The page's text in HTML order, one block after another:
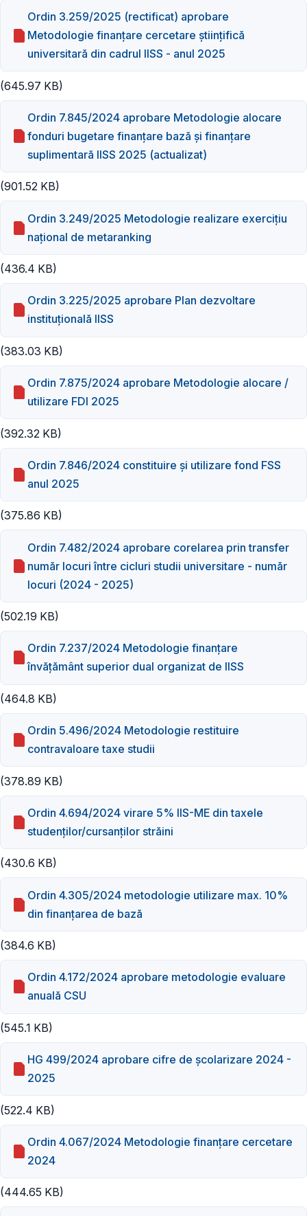
Ordin 3.259/2025 (rectificat) aprobare
Metodologie finanţare cercetare ştiinţifică
universitară din cadrul IISS - anul 2025
(645.97 KB)
Ordin 7.845/2024 aprobare Metodologie alocare
fonduri bugetare finanţare bază şi finanţare
suplimentară IISS 2025 (actualizat)
(901.52 KB)
Ordin 3.249/2025 Metodologie realizare exerciţiu
naţional de metaranking
(436.4 KB)
Ordin 3.225/2025 aprobare Plan dezvoltare
instituţională IISS
(383.03 KB)
Ordin 7.875/2024 aprobare Metodologie alocare /
utilizare FDI 2025
(392.32 KB)
Ordin 7.846/2024 constituire și utilizare fond FSS
anul 2025
(375.86 KB)
Ordin 7.482/2024 aprobare corelarea prin transfer
număr locuri între cicluri studii universitare - număr
locuri (2024 - 2025)
(502.19 KB)
Ordin 7.237/2024 Metodologie finanţare
învăţământ superior dual organizat de IISS
(464.8 KB)
Ordin 5.496/2024 Metodologie restituire
contravaloare taxe studii
(378.89 KB)
Ordin 4.694/2024 virare 5% IIS-ME din taxele
studenţilor/cursanților străini
(430.6 KB)
Ordin 4.305/2024 metodologie utilizare max. 10%
din finanțarea de bază
(384.6 KB)
Ordin 4.172/2024 aprobare metodologie evaluare
anuală CSU
(545.1 KB)
HG 499/2024 aprobare cifre de școlarizare 2024 -
2025
(522.4 KB)
Ordin 4.067/2024 Metodologie finanțare cercetare
2024
(444.65 KB)